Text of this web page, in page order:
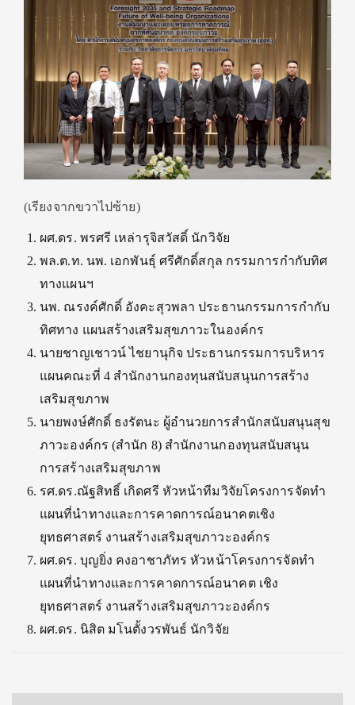
(เรียงจากขวาไปซ้าย)
ผศ.ดร. พรศรี เหล่ารุจิสวัสดิ์ นักวิจัย
พล.ต.ท. นพ. เอกพันธุ์ ศรีศักดิ์สกุล กรรมการกำกับทิศ
ทางแผนฯ
นพ. ณรงค์ศักดิ์ อังคะสุวพลา ประธานกรรมการกำกับ
ทิศทาง แผนสร้างเสริมสุขภาวะในองค์กร
นายชาญเชาวน์ ไชยานุกิจ ประธานกรรมการบริหาร
แผนคณะที่ 4 สำนักงานกองทุนสนับสนุนการสร้าง
เสริมสุขภาพ
นายพงษ์ศักดิ์ ธงรัตนะ ผู้อำนวยการสำนักสนับสนุนสุข
ภาวะองค์กร (สำนัก 8) สำนักงานกองทุนสนับสนุน
การสร้างเสริมสุขภาพ
รศ.ดร.ณัฐสิทธิ์ เกิดศรี หัวหน้าทีมวิจัยโครงการจัดทำ
แผนที่นำทางและการคาดการณ์อนาคตเชิง
ยุทธศาสตร์ งานสร้างเสริมสุขภาวะองค์กร
ผศ.ดร. บุญยิ่ง คงอาชาภัทร หัวหน้าโครงการจัดทำ
แผนที่นำทางและการคาดการณ์อนาคต เชิง
ยุทธศาสตร์ งานสร้างเสริมสุขภาวะองค์กร
ผศ.ดร. นิสิต มโนตั้งวรพันธ์ นักวิจัย